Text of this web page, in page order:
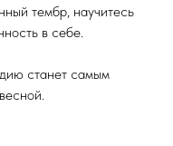
тембр, научитесь
в себе.
станет самым